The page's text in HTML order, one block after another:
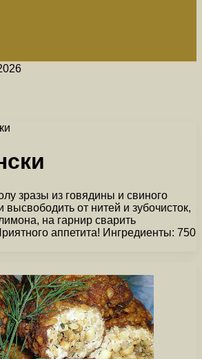
зразы из говядины и свиного
от нитей и зубочисток,
на гарнир сварить
аппетита! Ингредиенты: 750